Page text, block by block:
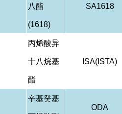
八酯
(1618)
SA1618
丙烯酸异
十八烷基
酯
ISA(ISTA)
辛基癸基
ODA